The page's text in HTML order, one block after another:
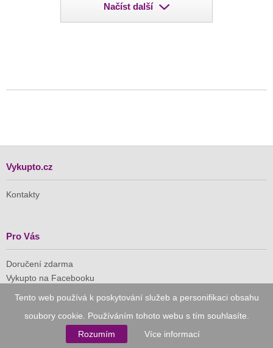
Tento web používá k poskytování služeb a personifikaci obsahu
soubory cookie. Používáním tohoto webu s tím souhlasíte.
Rozumím
Více informací
Načíst další
Vykupto.cz
Kontakty
Pro Vás
Doručení zdarma
Vykupto na Facebooku
Důvěryhodný nákup
Naše společnost je členem Asociace pro elektronickou
komerci (APEK)